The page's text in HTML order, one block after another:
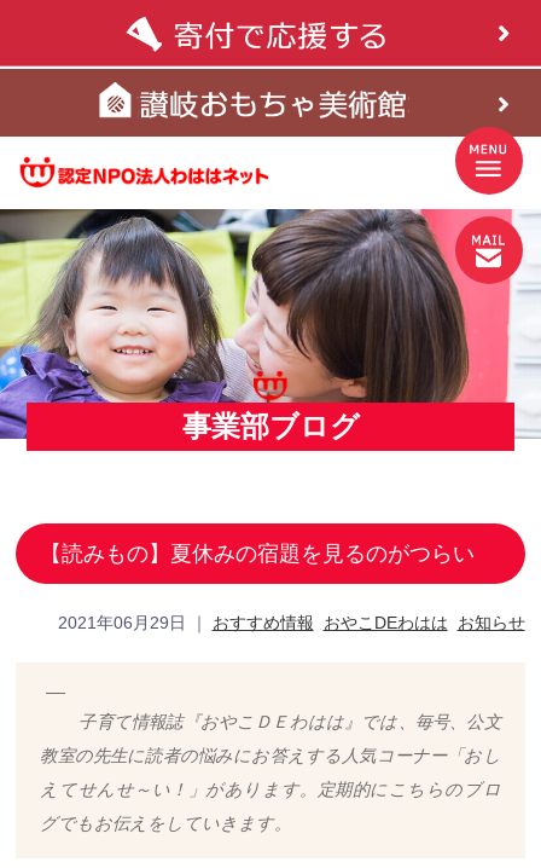
事業部ブログ
【読みもの】夏休みの宿題を見るのがつらい
2021年06月29日 ｜ おすすめ情報 おやこDEわはは お知らせ
子育て情報誌『おやこＤＥわはは』では、毎号、公文
教室の先生に読者の悩みにお答えする人気コーナー「おし
えてせんせ～い！」があります。定期的にこちらのブロ
グでもお伝えをしていきます。